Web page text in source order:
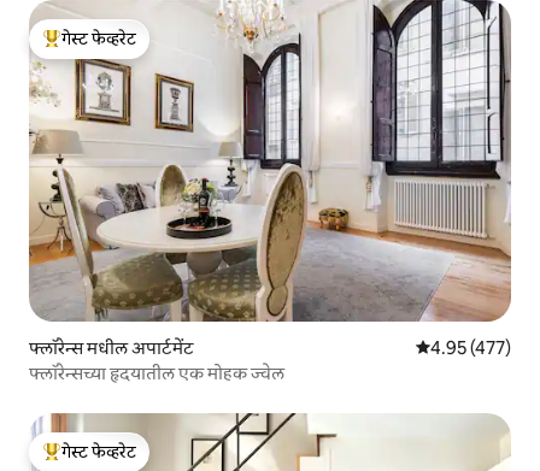
टॉप गेस्ट फेव्हरेट
गेस्ट फेव्हरेट
फ्लॉरेन्स मधील अपार्टमेंट 5 पैकी 4.95
4.95 (477)
फ्लॉरेन्सच्या हृदयातील एक मोहक ज्वेल
टॉप गेस्ट फेव्हरेट
गेस्ट फेव्हरेट